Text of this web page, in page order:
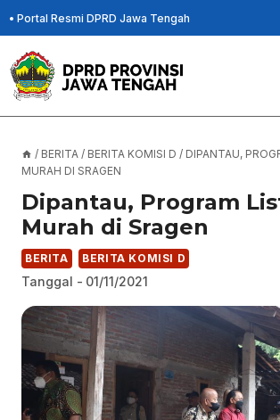
Skip
to
content
• Portal Resmi DPRD Jawa Tengah
/ BERITA / BERITA KOMISI D / DIPANTAU,
MURAH DI SRAGEN
Dipantau, Program
Murah di Sragen
BERITA BERITA KOMISI D
Tanggal - 01/11/2021